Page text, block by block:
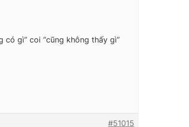
gì” coi “cũng không thấy gì”
#51015